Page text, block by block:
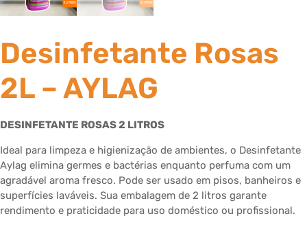
Desinfetante Rosas
2L – AYLAG
DESINFETANTE ROSAS 2 LITROS
Ideal para limpeza e higienização de ambientes, o Desinfetante
Aylag elimina germes e bactérias enquanto perfuma com um
agradável aroma fresco. Pode ser usado em pisos, banheiros e
superfícies laváveis. Sua embalagem de 2 litros garante
rendimento e praticidade para uso doméstico ou profissional.